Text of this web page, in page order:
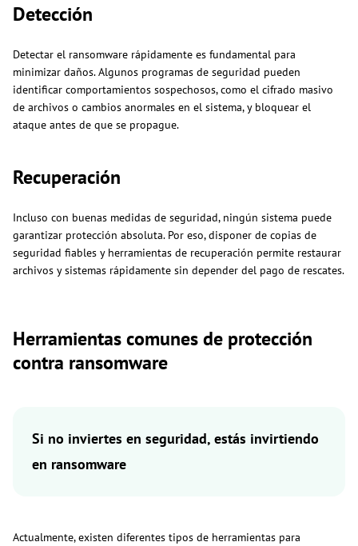
Detección
Detectar el ransomware rápidamente es fundamental para
minimizar daños. Algunos programas de seguridad pueden
identificar comportamientos sospechosos, como el cifrado masivo
de archivos o cambios anormales en el sistema, y bloquear el
ataque antes de que se propague.
Recuperación
Incluso con buenas medidas de seguridad, ningún sistema puede
garantizar protección absoluta. Por eso, disponer de copias de
seguridad fiables y herramientas de recuperación permite restaurar
archivos y sistemas rápidamente sin depender del pago de rescates.
Herramientas comunes de protección
contra ransomware
Si no inviertes en seguridad, estás invirtiendo
en ransomware
Actualmente, existen diferentes tipos de herramientas para